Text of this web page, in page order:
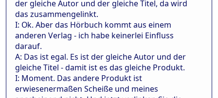
der gleiche Autor und der gleiche Titel, da wird
das zusammengelinkt.
I: Ok. Aber das Hörbuch kommt aus einem
anderen Verlag - ich habe keinerlei Einfluss
darauf.
A: Das ist egal. Es ist der gleiche Autor und der
gleiche Titel - damit ist es das gleiche Produkt.
I: Moment. Das andere Produkt ist
erwiesenermaßen Scheiße und meines